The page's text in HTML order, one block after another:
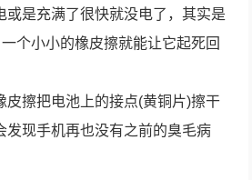
或是充满了很快就没电了，其实是
个小小的橡皮擦就能让它起死回
皮擦把电池上的接点(黄铜片)擦干
发现手机再也没有之前的臭毛病